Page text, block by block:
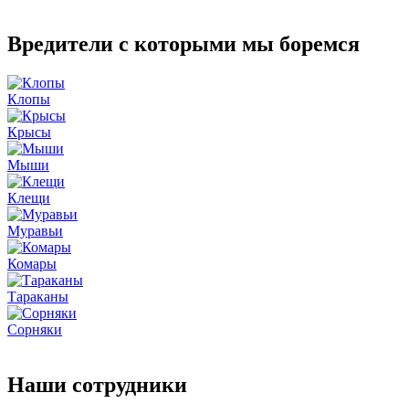
Вредители с которыми мы боремся
Клопы
Крысы
Мыши
Клещи
Муравьи
Комары
Тараканы
Сорняки
Наши сотрудники